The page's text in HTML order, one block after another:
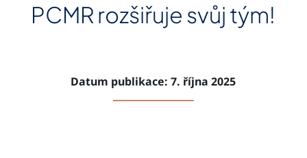
PCMR rozšiřuje svůj tým!
Datum publikace: 7. října 2025